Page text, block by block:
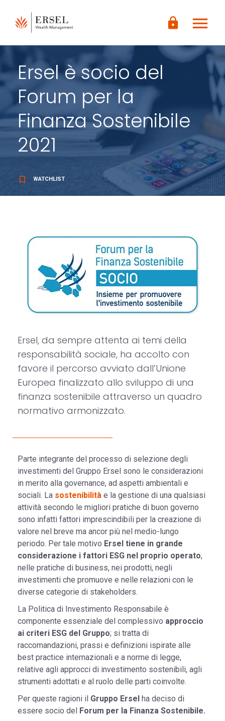
CONTENUTO
PRINCIPALE
PIÈ DI
PAGINA
lock menu
Ersel è socio del
Forum per la
Finanza Sostenibile
2021
bookmark_border WATCHLIST
Ersel, da sempre attenta ai temi della
responsabilità sociale, ha accolto con
favore il percorso avviato dall’Unione
Europea finalizzato allo sviluppo di una
finanza sostenibile attraverso un quadro
normativo armonizzato.
Parte integrante del processo di selezione degli
investimenti del Gruppo Ersel sono le considerazioni
in merito alla governance, ad aspetti ambientali e
sociali. La sostenibilità e la gestione di una qualsiasi
attività secondo le migliori pratiche di buon governo
sono infatti fattori imprescindibili per la creazione di
valore nel breve ma ancor più nel medio-lungo
periodo. Per tale motivo Ersel tiene in grande
considerazione i fattori ESG nel proprio operato,
nelle pratiche di business, nei prodotti, negli
investimenti che promuove e nelle relazioni con le
diverse categorie di stakeholders.
La Politica di Investimento Responsabile è
componente essenziale del complessivo approccio
ai criteri ESG del Gruppo; si tratta di
raccomandazioni, prassi e definizioni ispirate alle
best practice internazionali e a norme di legge,
relative agli approcci di investimento sostenibili, agli
strumenti adottati e al ruolo delle parti coinvolte.
Per queste ragioni il Gruppo Ersel ha deciso di
essere socio del Forum per la Finanza Sostenibile.